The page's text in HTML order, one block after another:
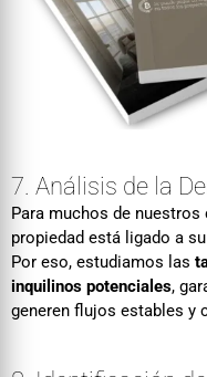
7. Análisis de la
Para muchos de
propiedad está ligado a
Por eso, estudiamos las
inquilinos potenciales,
generen flujos estables y